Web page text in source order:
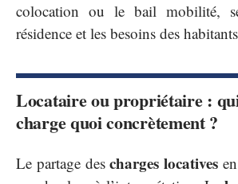
colocation ou le bail mobilité,
résidence et les besoins des
Locataire ou propriétaire :
charge quoi concrètement ?
Le partage descharges locatives